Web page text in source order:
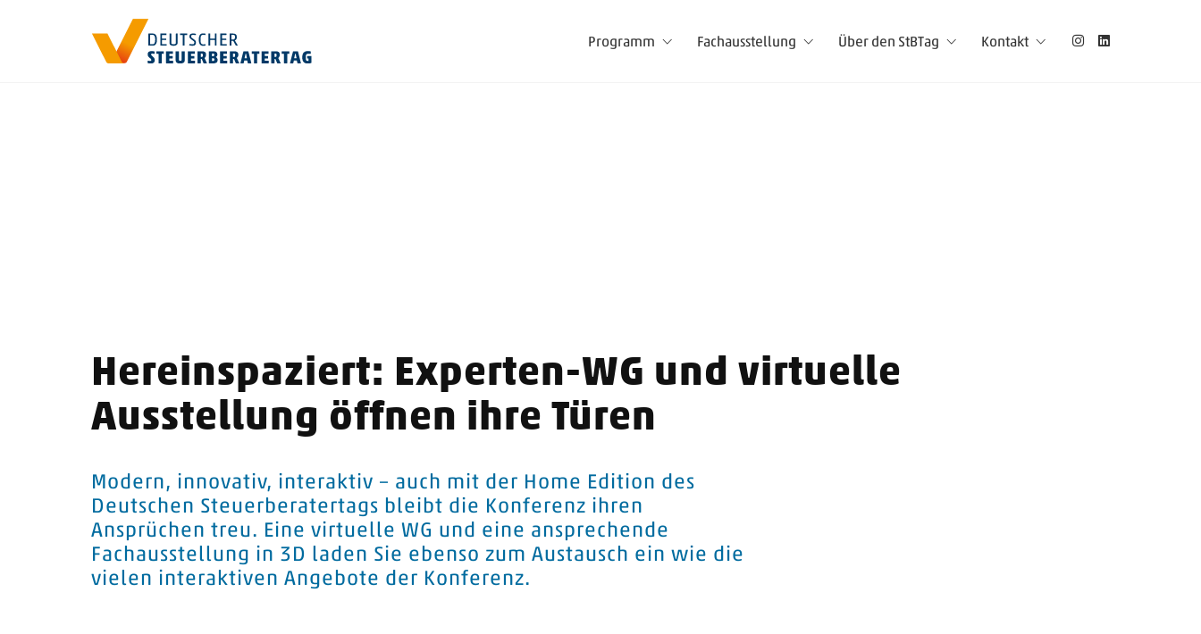
Programm Fachausstellung Über den StBTag Kontakt
Hereinspaziert: Experten-WG und virtuelle
Ausstellung öffnen ihre Türen
Modern, innovativ, interaktiv – auch mit der Home Edition des
Deutschen Steuerberatertags bleibt die Konferenz ihren
Ansprüchen treu. Eine virtuelle WG und eine ansprechende
Fachausstellung in 3D laden Sie ebenso zum Austausch ein wie die
vielen interaktiven Angebote der Konferenz.